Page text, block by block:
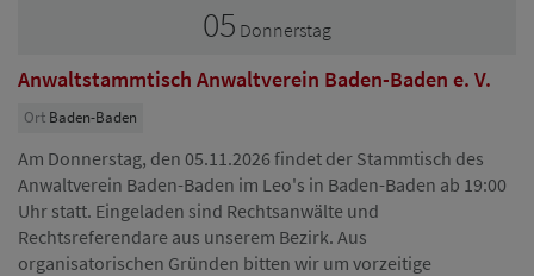
05 Donnerstag
Anwaltstammtisch Anwaltverein Baden-Baden e. V.
Ort Baden-Baden
Am Donnerstag, den 05.11.2026 findet der Stammtisch des
Anwaltverein Baden-Baden im Leo's in Baden-Baden ab 19:00
Uhr statt. Eingeladen sind Rechtsanwälte und
Rechtsreferendare aus unserem Bezirk. Aus
organisatorischen Gründen bitten wir um vorzeitige